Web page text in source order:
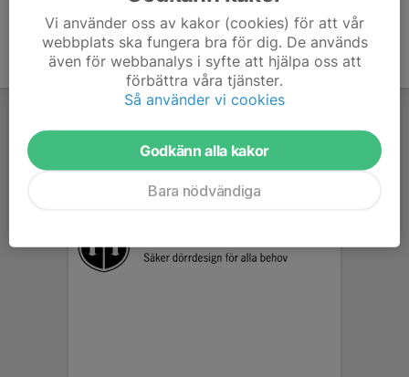
Vi använder oss av kakor (cookies) för att vår
webbplats ska fungera bra för dig. De används
även för webbanalys i syfte att hjälpa oss att
förbättra våra tjänster.
Så använder vi cookies
Godkänn alla kakor
Bara nödvändiga